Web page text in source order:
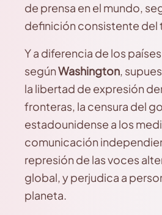
de prensa en el mundo,
definición consistente del
Y a diferencia de los
segúnWashington,
la libertad de expresión
fronteras, la censura del
estadounidense a los
comunicación
represión de las voces
global, y perjudica a
planeta.